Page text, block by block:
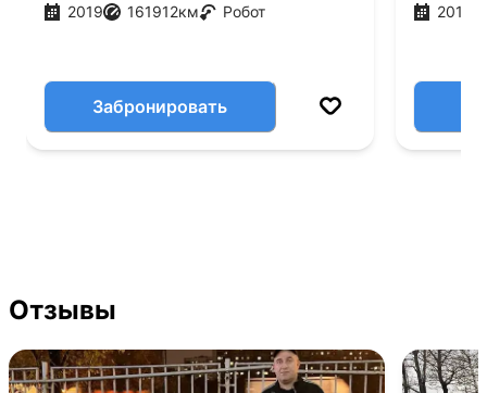
2019 161912км Робот
Забронировать
2019
Отзывы